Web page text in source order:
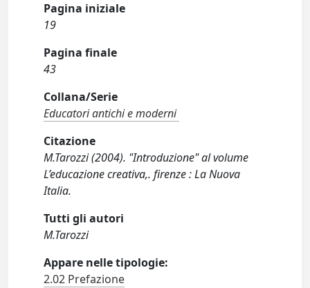
Pagina iniziale
19
Pagina finale
43
Collana/Serie
Educatori antichi e moderni
Citazione
M.Tarozzi (2004). "Introduzione" al volume
L’educazione creativa,. firenze : La Nuova
Italia.
Tutti gli autori
M.Tarozzi
Appare nelle tipologie:
2.02 Prefazione